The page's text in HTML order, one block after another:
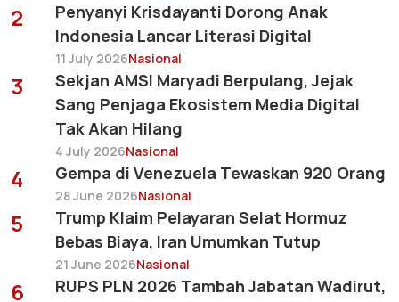
2
Penyanyi Krisdayanti Dorong Anak
Indonesia Lancar Literasi Digital
11 July 2026Nasional
3
Sekjan AMSI Maryadi Berpulang, Jejak
Sang Penjaga Ekosistem Media Digital
Tak Akan Hilang
4 July 2026Nasional
4 Gempa di Venezuela Tewaskan 920 Orang
28 June 2026Nasional
5
Trump Klaim Pelayaran Selat Hormuz
Bebas Biaya, Iran Umumkan Tutup
21 June 2026Nasional
6
RUPS PLN 2026 Tambah Jabatan Wadirut,